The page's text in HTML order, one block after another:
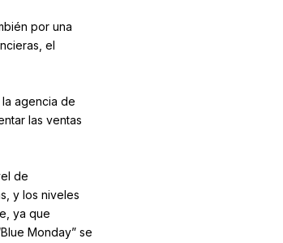
por una
el
agencia de
las ventas
de
y los niveles
ya que
Monday” se